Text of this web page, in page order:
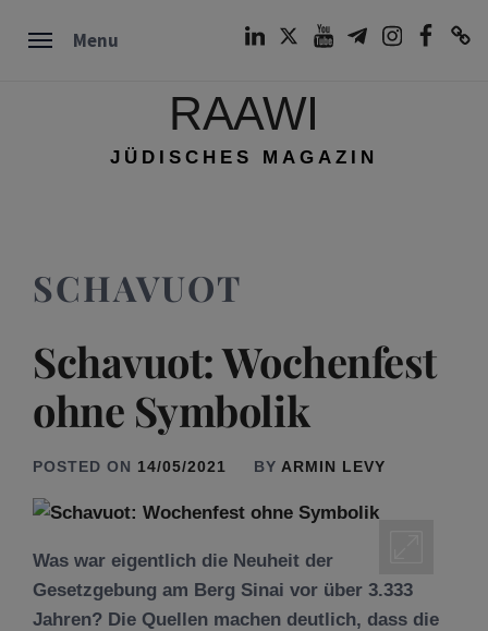
Menu
RAAWI
JÜDISCHES MAGAZIN
SCHAVUOT
Schavuot: Wochenfest
ohne Symbolik
POSTED ON 14/05/2021 BY ARMIN LEVY
Was war eigentlich die Neuheit der
Gesetzgebung am Berg Sinai vor über 3.333
Jahren? Die Quellen machen deutlich, dass die